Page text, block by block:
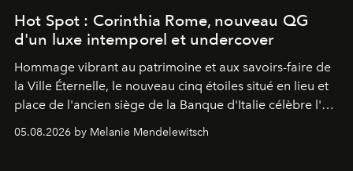
Hot Spot : Corinthia Rome, nouveau QG
d'un luxe intemporel et undercover
Hommage vibrant au patrimoine et aux savoirs-faire de
la Ville Éternelle, le nouveau cinq étoiles situé en lieu et
place de l'ancien siège de la Banque d'Italie célèbre l'art
05.08.2026 by Melanie Mendelewitsch